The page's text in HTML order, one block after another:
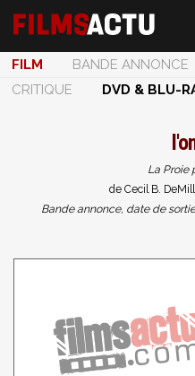
FILM BANDE ANNONCE
CRITIQUE
DVD & BLU-
La Proie
de Cecil B.
Bande annonce, date de